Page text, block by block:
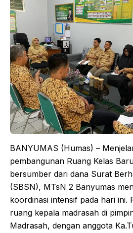
BANYUMAS (Humas) –
pembangunan Ruang Kelas
bersumber dari dana Surat
(SBSN), MTsN 2 Banyumas
koordinasi intensif pada hari ini.
ruang kepala madrasah di
Madrasah, dengan anggota